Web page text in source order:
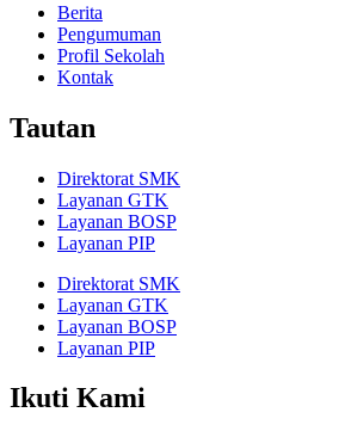
Berita
Pengumuman
Profil Sekolah
Kontak
Tautan
Direktorat SMK
Layanan GTK
Layanan BOSP
Layanan PIP
Direktorat SMK
Layanan GTK
Layanan BOSP
Layanan PIP
Ikuti Kami